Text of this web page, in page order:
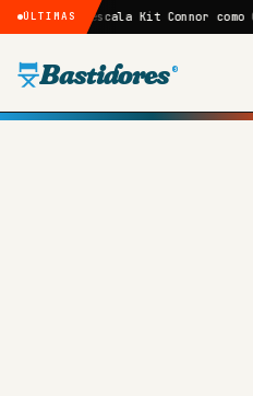
ÚLTIMAS
escala Kit Connor como Ciclope no
Bastidores ®